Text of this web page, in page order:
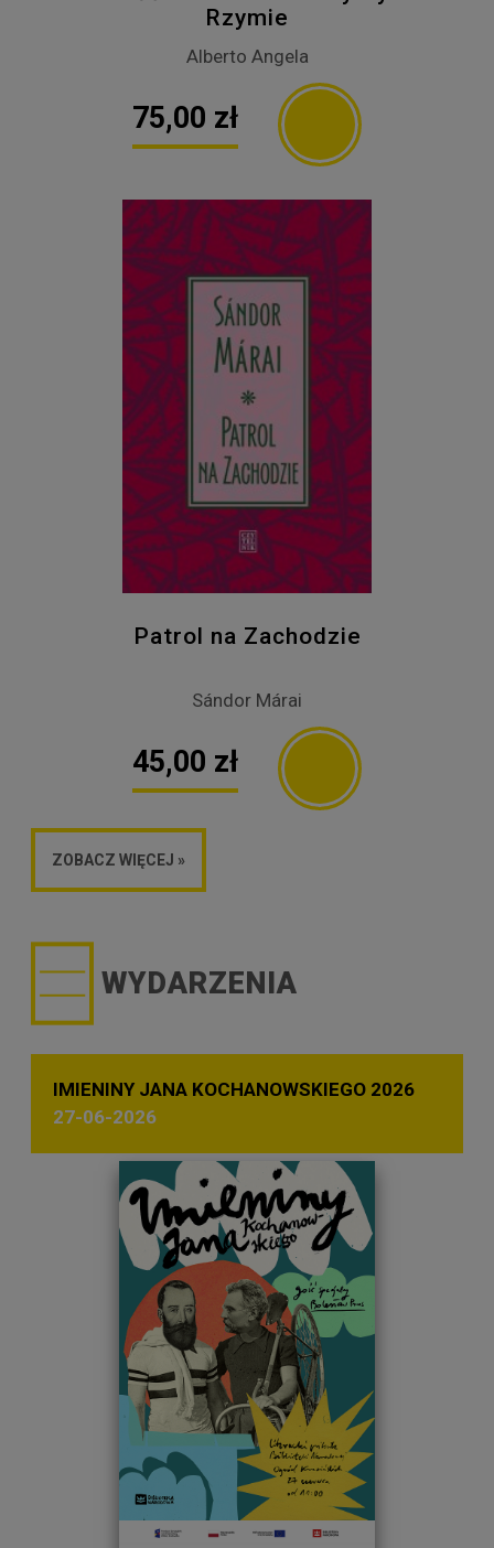
Rzymie
Alberto Angela
75,00 zł
Patrol na Zachodzie
Sándor Márai
45,00 zł
ZOBACZ WIĘCEJ »
WYDARZENIA
IMIENINY JANA KOCHANOWSKIEGO 2026
27-06-2026